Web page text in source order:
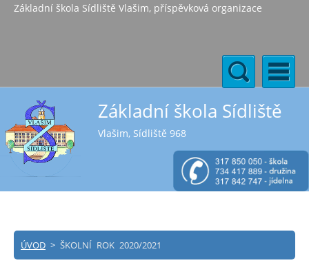
Základní škola Sídliště Vlašim, příspěvková organizace
Základní škola Sídliště
Vlašim, Sídliště 968
ÚVOD > ŠKOLNÍ ROK 2020/2021